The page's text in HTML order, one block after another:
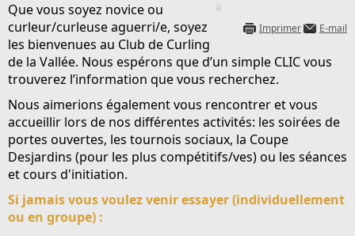
Imprimer E-mail
Que vous soyez novice ou
curleur/curleuse aguerri/e, soyez
les bienvenues au Club de Curling
de la Vallée. Nous espérons que d’un simple CLIC vous
trouverez l’information que vous recherchez.
Nous aimerions également vous rencontrer et vous
accueillir lors de nos différentes activités: les soirées de
portes ouvertes, les tournois sociaux, la Coupe
Desjardins (pour les plus compétitifs/ves) ou les séances
et cours d'initiation.
Si jamais vous voulez venir essayer (individuellement
ou en groupe) :